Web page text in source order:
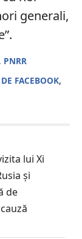
generali,
PNRR
FACEBOOK,
lui Xi
și
de